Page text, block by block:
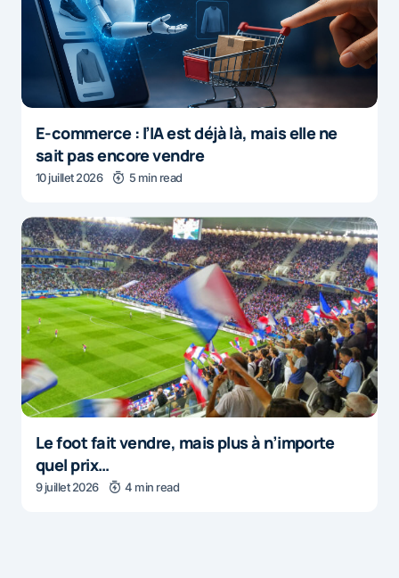
E-commerce : l’IA est déjà là, mais elle ne
sait pas encore vendre
10 juillet 2026 5 min read
Le foot fait vendre, mais plus à n’importe
quel prix…
9 juillet 2026 4 min read